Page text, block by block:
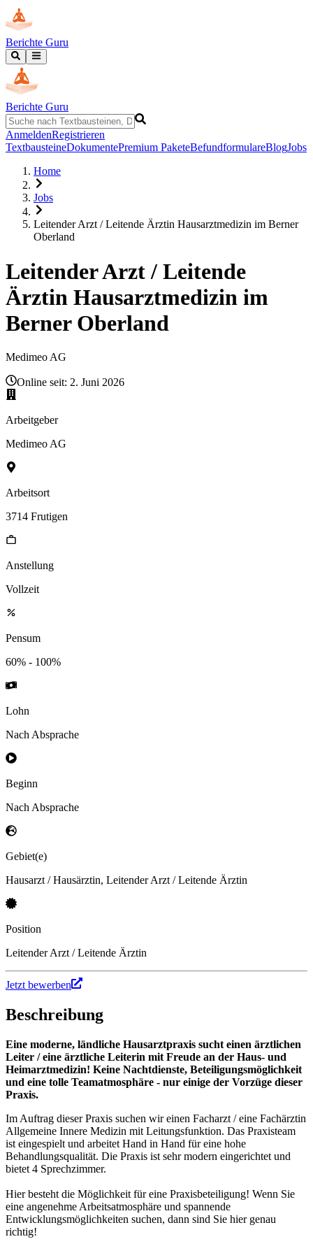
Berichte Guru
Berichte Guru
AnmeldenRegistrieren
TextbausteineDokumentePremium PaketeBefundformulareBlogJobs
Home
Jobs
Leitender Arzt / Leitende Ärztin Hausarztmedizin im Berner
Oberland
Leitender Arzt / Leitende
Ärztin Hausarztmedizin im
Berner Oberland
Medimeo AG
Online seit: 2. Juni 2026
Arbeitgeber
Medimeo AG
Arbeitsort
3714 Frutigen
Anstellung
Vollzeit
Pensum
60% - 100%
Lohn
Nach Absprache
Beginn
Nach Absprache
Gebiet(e)
Hausarzt / Hausärztin, Leitender Arzt / Leitende Ärztin
Position
Leitender Arzt / Leitende Ärztin
Jetzt bewerben
Beschreibung
Eine moderne, ländliche Hausarztpraxis sucht einen ärztlichen
Leiter / eine ärztliche Leiterin mit Freude an der Haus- und
Heimarztmedizin! Keine Nachtdienste, Beteiligungsmöglichkeit
und eine tolle Teamatmosphäre - nur einige der Vorzüge dieser
Praxis.
Im Auftrag dieser Praxis suchen wir einen Facharzt / eine Fachärztin
Allgemeine Innere Medizin mit Leitungsfunktion. Das Praxisteam
ist eingespielt und arbeitet Hand in Hand für eine hohe
Behandlungsqualität. Die Praxis ist sehr modern eingerichtet und
bietet 4 Sprechzimmer.
Hier besteht die Möglichkeit für eine Praxisbeteiligung! Wenn Sie
eine angenehme Arbeitsatmosphäre und spannende
Entwicklungsmöglichkeiten suchen, dann sind Sie hier genau
richtig!